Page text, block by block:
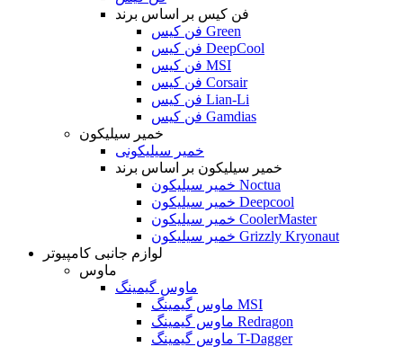
فن کیس بر اساس برند
فن کیس Green
فن کیس DeepCool
فن کیس MSI
فن کیس Corsair
فن کیس Lian-Li
فن کیس Gamdias
خمیر سیلیکون
خمیر سیلیکونی
خمیر سیلیکون بر اساس برند
خمیر سیلیکون Noctua
خمیر سیلیکون Deepcool
خمیر سیلیکون CoolerMaster
خمیر سیلیکون Grizzly Kryonaut
لوازم جانبی کامپیوتر
ماوس
ماوس گیمینگ
ماوس گیمینگ MSI
ماوس گیمینگ Redragon
ماوس گیمینگ T-Dagger